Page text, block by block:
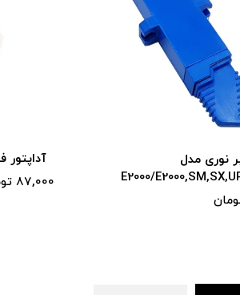
آداپتور فیبر نوری مدل LC/LC -SM-DX
87,000 تومان